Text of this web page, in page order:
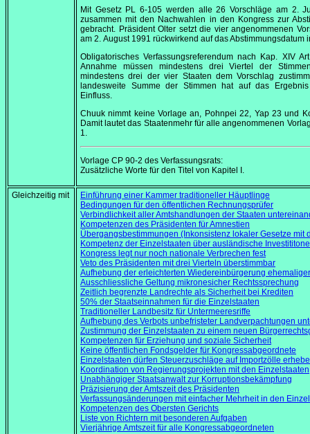
Mit Gesetz PL 6-105 werden alle 26 Vorschläge am 2.
zusammen mit den Nachwahlen in den Kongress zur
gebracht. Präsident Olter setzt die vier angenommenen
am 2. August 1991 rückwirkend auf das Abstimmungsdatum
Obligatorisches Verfassungsreferendum nach Kap. XIV
Annahme müssen mindestens drei Viertel der
mindestens drei der vier Staaten dem Vorschlag
landesweite Summe der Stimmen hat auf das
Einfluss.
Chuuk nimmt keine Vorlage an, Pohnpei 22, Yap 23 und
Damit lautet das Staatenmehr für alle angenommenen
1.
Vorlage CP 90-2 des Verfassungsrats:
Zusätzliche Worte für den Titel von Kapitel I.
Gleichzeitig mit
Einführung einer Kammer traditioneller Häuptlinge
Bedingungen für den öffentlichen Rechnungsprüfer
Verbindlichkeit aller Amtshandlungen der Staaten
Kompetenzen des Präsidenten für Amnestien
Übergangsbestimmungen (Inkonsistenz lokaler Gesetze mit
Kompetenz der Einzelstaaten über ausländische
Kongress legt nur noch nationale Verbrechen fest
Veto des Präsidenten mit drei Vierteln überstimmbar
Aufhebung der erleichterten Wiedereinbürgerung
Ausschliessliche Geltung mikronesicher Rechtssprechung
Zeitlich begrenzte Landrechte als Sicherheit bei Krediten
50% der Staatseinnahmen für die Einzelstaaten
Traditioneller Landbesitz für Untermeeresriffe
Aufhebung des Verbots unbefristeter Landverpachtungen
Zustimmung der Einzelstaaten zu einem neuen
Kompetenzen für Erziehung und soziale Sicherheit
Keine öffentlichen Fondsgelder für Kongressabgeordnete
Einzelstaaten dürfen Steuerzuschläge auf Importzölle
Koordination von Regierungsprojekten mit den Einzelstaaten
Unabhängiger Staatsanwalt zur Korruptionsbekämpfung
Präzisierung der Amtszeit des Präsidenten
Verfassungsänderungen mit einfacher Mehrheit in den
Kompetenzen des Obersten Gerichts
Liste von Richtern mit besonderen Aufgaben
Vierjährige Amtszeit für alle Kongressabgeordneten